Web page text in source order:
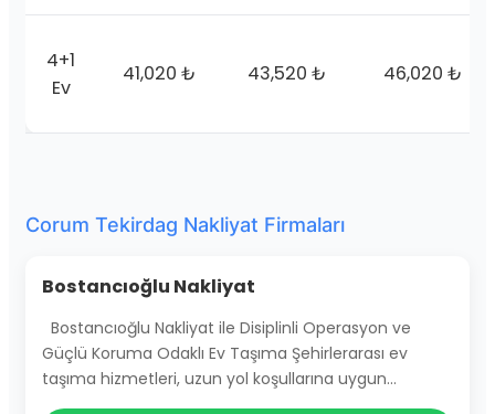
4+1
Ev
41,020 ₺ 43,520 ₺ 46,020 ₺
Corum Tekirdag Nakliyat Firmaları
Bostancıoğlu Nakliyat
Bostancıoğlu Nakliyat ile Disiplinli Operasyon ve
Güçlü Koruma Odaklı Ev Taşıma Şehirlerarası ev
taşıma hizmetleri, uzun yol koşullarına uygun…